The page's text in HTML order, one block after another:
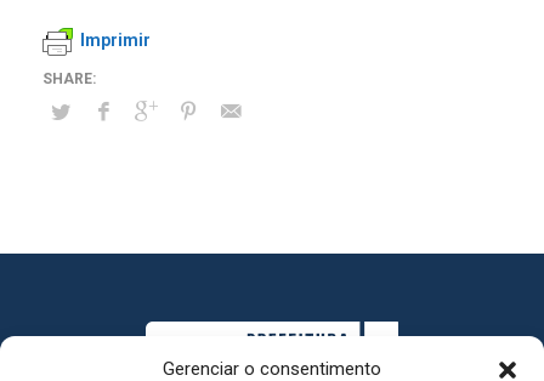
Gerenciar o consentimento
Imprimir